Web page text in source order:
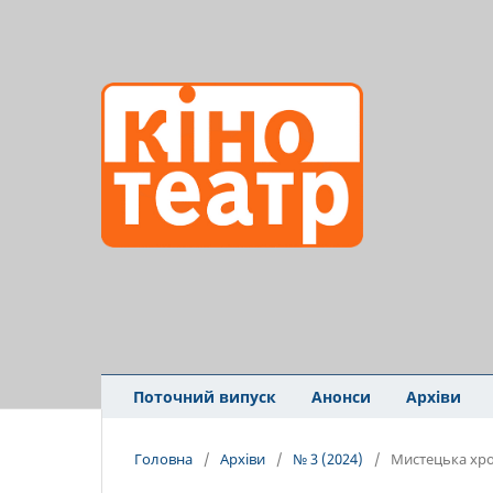
Поточний випуск Анонси Архіви
Головна / Архіви / № 3 (2024) / Мистецька